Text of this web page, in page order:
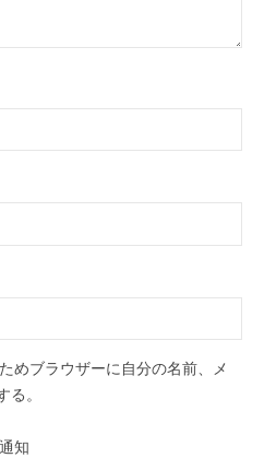
めブラウザーに自分の名前、メ
る。
知